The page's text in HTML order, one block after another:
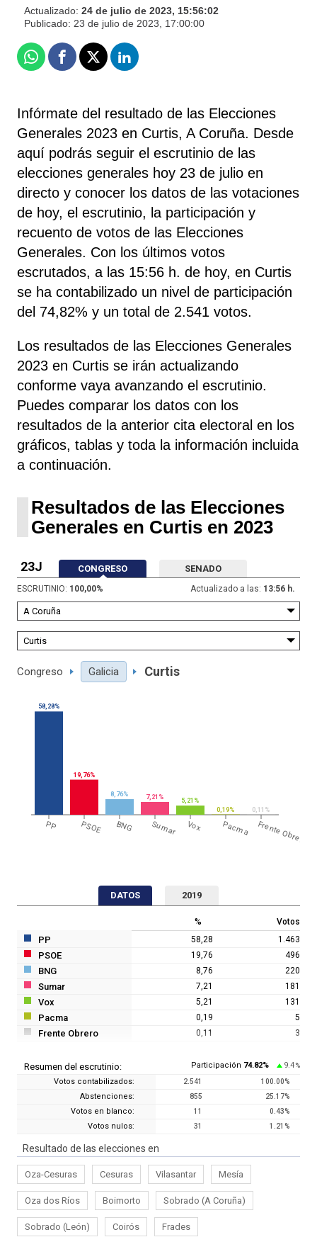
Actualizado: 24 de julio de 2023, 15:56:02
Publicado: 23 de julio de 2023, 17:00:00
WhatsappFacebook
X Linkedin
Infórmate del resultado de las Elecciones
Generales 2023 en Curtis, A Coruña. Desde
aquí podrás seguir el escrutinio de las
elecciones generales hoy 23 de julio en
directo y conocer los datos de las votaciones
de hoy, el escrutinio, la participación y
recuento de votos de las Elecciones
Generales. Con los últimos votos
escrutados, a las 15:56 h. de hoy, en Curtis
se ha contabilizado un nivel de participación
del 74,82% y un total de 2.541 votos.
Los resultados de las Elecciones Generales
2023 en Curtis se irán actualizando
conforme vaya avanzando el escrutinio.
Puedes comparar los datos con los
resultados de la anterior cita electoral en los
gráficos, tablas y toda la información incluida
a continuación.
Resultados de las Elecciones
Generales en Curtis en 2023
23J CONGRESO SENADO
ESCRUTINIO: 100,00% Actualizado a las: 13:56 h.
Congreso Galicia Curtis
PP PSOE BNG Sumar Vox Pacma Frente Obrero
58,28%
19,76%
8,76% 7,21%
5,21%
0,19%
0,11%
DATOS 2019
% Votos
PP 58,28 1.463
PSOE 19,76 496
BNG 8,76 220
Sumar 7,21 181
Vox 5,21 131
Pacma 0,19 5
Frente Obrero 0,11 3
Resumen del escrutinio: Participación 74.82% 9.4 %
Votos contabilizados: 2.541 100.00%
Abstenciones: 855 25.17%
Votos en blanco: 11 0.43%
Votos nulos: 31 1.21 %
Resultado de las elecciones en
Oza-Cesuras Cesuras Vilasantar Mesía
Oza dos Ríos Boimorto Sobrado (A Coruña)
Sobrado (León) Coirós Frades